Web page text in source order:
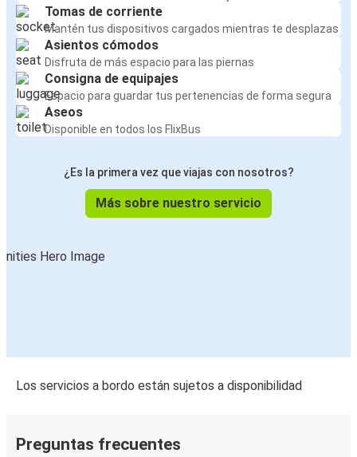
Tomas de corriente
Mantén tus dispositivos cargados mientras te desplazas
Asientos cómodos
Disfruta de más espacio para las piernas
Consigna de equipajes
Espacio para guardar tus pertenencias de forma segura
Aseos
Disponible en todos los FlixBus
¿Es la primera vez que viajas con nosotros?
Más sobre nuestro servicio
Los servicios a bordo están sujetos a disponibilidad
Preguntas frecuentes